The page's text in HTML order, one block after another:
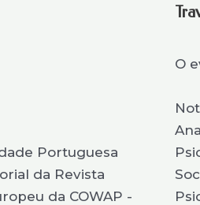
Portuguesa
da Revista
da COWAP -
O